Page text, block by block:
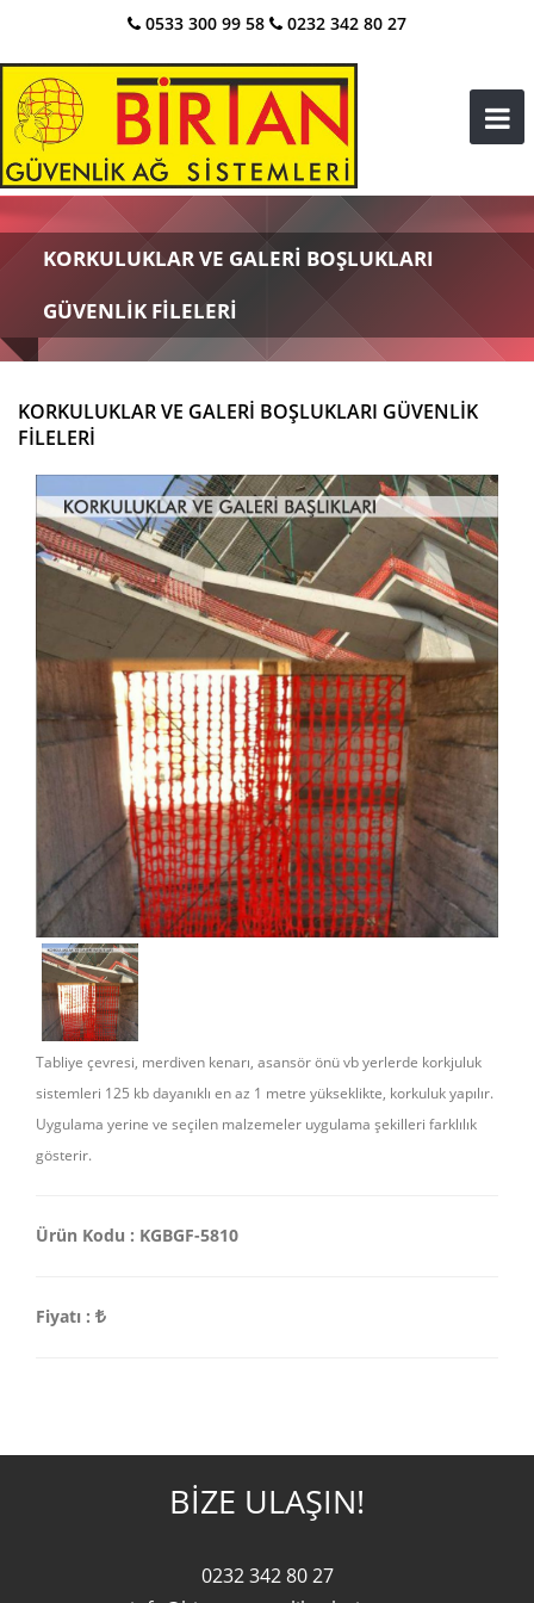
0533 300 99 58 0232 342 80 27
KORKULUKLAR VE GALERI BOŞLUKLARI
GÜVENLIK FILELERI
KORKULUKLAR VE GALERI BOŞLUKLARI GÜVENLIK
FILELERI
Tabliye çevresi, merdiven kenarı, asansör önü vb yerlerde korkjuluk
sistemleri 125 kb dayanıklı en az 1 metre yükseklikte, korkuluk yapılır.
Uygulama yerine ve seçilen malzemeler uygulama şekilleri farklılık
gösterir.
Ürün Kodu : KGBGF-5810
Fiyatı :
BIZE ULAŞIN!
0232 342 80 27